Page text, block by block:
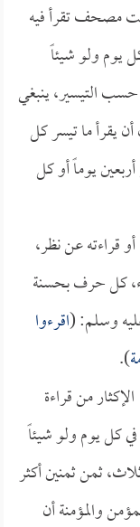
مصحف تقرأ فيه
يوم ولو شيئاً
حسب التيسير، ينبغي
يقرأ ما تيسر كل
يوماً أو كل
قراءته عن نظر،
كل حرف بحسنة
وسلم: (اقرءوا
).
من قراءة
كل يوم ولو شيئاً
ثمن ثمنين أكثر
والمؤمنة أن